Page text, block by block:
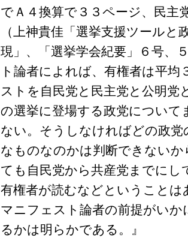
でＡ４換算で３３ページ、民主
（上神貴佳「選挙支援ツールと
現」、「選挙学会紀要」６号、
ト論者によれば、有権者は平
ストを自民党と民主党と公明党
の選挙に登場する政党につい
ない。そうしなければどの政
なものなのかは判断できない
ても自民党から共産党までにし
有権者が読むなどということ
マニフェスト論者の前提がい
るかは明らかである。』